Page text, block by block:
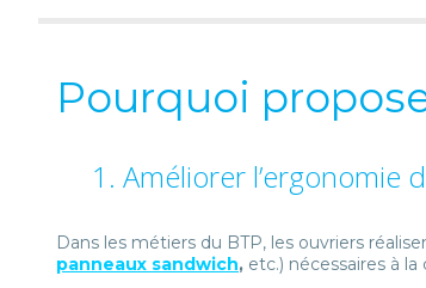
Pourquoi
1. Améliorer l’ergonomie
Dans les métiers du BTP, les ouvriers
panneaux sandwich, etc.) nécessaires à